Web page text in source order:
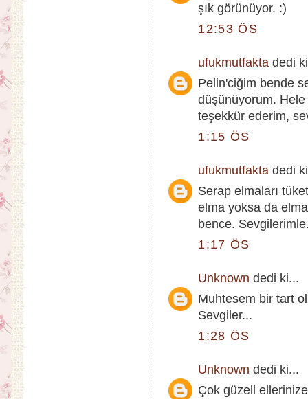
şık görünüyor. :)
12:53 ÖS
ufukmutfakta dedi
Pelin'ciğim bende
düşünüyorum. Hele
teşekkür ederim,
1:15 ÖS
ufukmutfakta dedi
Serap elmaları
elma yoksa da
bence.
1:17 ÖS
Unknown dedi ki...
Muhtesem bir tart
Sevgiler...
1:28 ÖS
Unknown dedi ki...
Çok güzell